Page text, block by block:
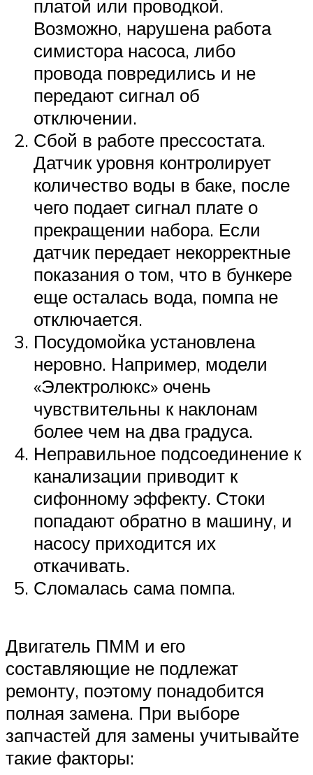
платой или проводкой.
Возможно, нарушена работа
симистора насоса, либо
провода повредились и не
передают сигнал об
отключении.
Сбой в работе прессостата.
Датчик уровня контролирует
количество воды в баке, после
чего подает сигнал плате о
прекращении набора. Если
датчик передает некорректные
показания о том, что в бункере
еще осталась вода, помпа не
отключается.
Посудомойка установлена
неровно. Например, модели
«Электролюкс» очень
чувствительны к наклонам
более чем на два градуса.
Неправильное подсоединение к
канализации приводит к
сифонному эффекту. Стоки
попадают обратно в машину, и
насосу приходится их
откачивать.
Сломалась сама помпа.
Двигатель ПММ и его
составляющие не подлежат
ремонту, поэтому понадобится
полная замена. При выборе
запчастей для замены учитывайте
такие факторы: